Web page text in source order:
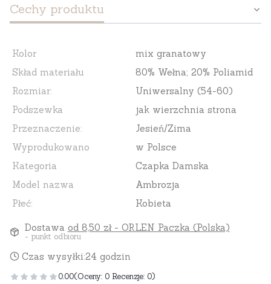
Cechy produktu
Kolor
mix granatowy
Skład materiału
80% Wełna; 20% Poliamid
Rozmiar:
Uniwersalny (54-60)
Podszewka
jak wierzchnia strona
Przeznaczenie:
Jesień/Zima
Wyprodukowano
w Polsce
Kategoria
Czapka Damska
Model nazwa
Ambrozja
Płeć:
Kobieta
Dostawa od 8,50 zł - ORLEN Paczka (Polska)
- punkt odbioru
Czas wysyłki:24 godzin
0.00(Oceny: 0 Recenzje: 0)